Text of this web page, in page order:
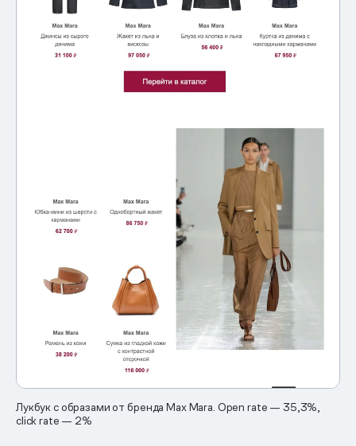
Лукбук с образами от бренда Max Mara. Open rate — 35,3%,
click rate — 2%